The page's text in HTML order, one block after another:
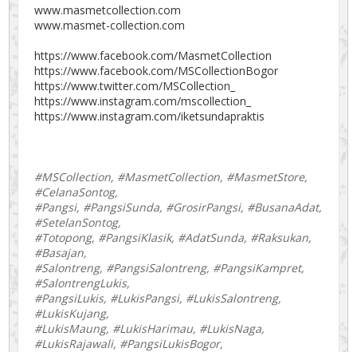
www.masmetcollection.com
www.masmet-collection.com
https://www.facebook.com/MasmetCollection
https://www.facebook.com/MSCollectionBogor
https://www.twitter.com/MSCollection_
https://www.instagram.com/mscollection_
https://www.instagram.com/iketsundapraktis
#MSCollection, #MasmetCollection, #MasmetStore,
#CelanaSontog,
#Pangsi, #PangsiSunda, #GrosirPangsi, #BusanaAdat,
#SetelanSontog,
#Totopong, #PangsiKlasik, #AdatSunda, #Raksukan,
#Basajan,
#Salontreng, #PangsiSalontreng, #PangsiKampret,
#SalontrengLukis,
#PangsiLukis, #LukisPangsi, #LukisSalontreng,
#LukisKujang,
#LukisMaung, #LukisHarimau, #LukisNaga,
#LukisRajawali, #PangsiLukisBogor,